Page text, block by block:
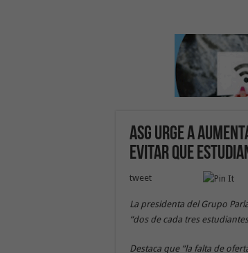
ASG urge a
evitar que
tweet
La presidenta del Grupo
“dos de cada tres
Destaca que “la falta de